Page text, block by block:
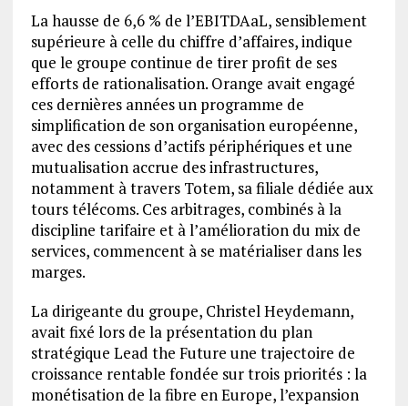
La hausse de 6,6 % de l’EBITDAaL, sensiblement
supérieure à celle du chiffre d’affaires, indique
que le groupe continue de tirer profit de ses
efforts de rationalisation. Orange avait engagé
ces dernières années un programme de
simplification de son organisation européenne,
avec des cessions d’actifs périphériques et une
mutualisation accrue des infrastructures,
notamment à travers Totem, sa filiale dédiée aux
tours télécoms. Ces arbitrages, combinés à la
discipline tarifaire et à l’amélioration du mix de
services, commencent à se matérialiser dans les
marges.
La dirigeante du groupe, Christel Heydemann,
avait fixé lors de la présentation du plan
stratégique Lead the Future une trajectoire de
croissance rentable fondée sur trois priorités : la
monétisation de la fibre en Europe, l’expansion